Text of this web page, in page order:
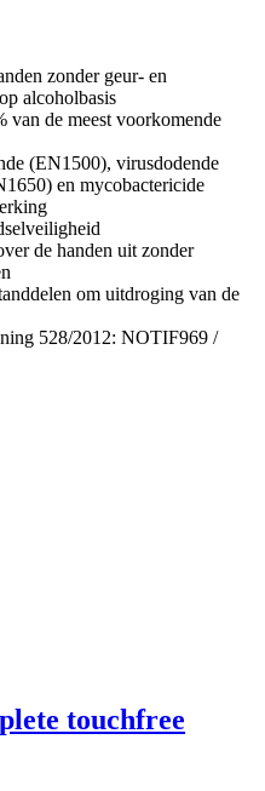
zonder geur- en
alcoholbasis
van de meest voorkomende
(EN1500), virusdodende
en mycobactericide
de handen uit zonder
om uitdroging van de
528/2012: NOTIF969 /
touchfree